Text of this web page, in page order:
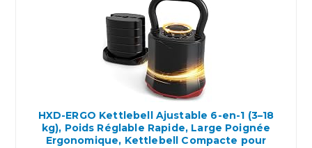
HXD-ERGO Kettlebell Ajustable 6-en-1 (3–18
kg), Poids Réglable Rapide, Large Poignée
Ergonomique, Kettlebell Compacte pour